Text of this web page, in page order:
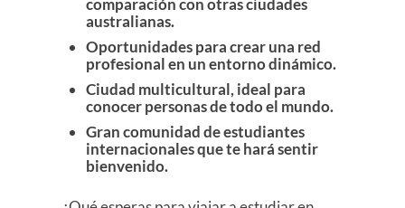
comparación con otras ciudades
australianas.
Oportunidades para crear una red
profesional en un entorno dinámico.
Ciudad multicultural, ideal para
conocer personas de todo el mundo.
Gran comunidad de estudiantes
internacionales que te hará sentir
bienvenido.